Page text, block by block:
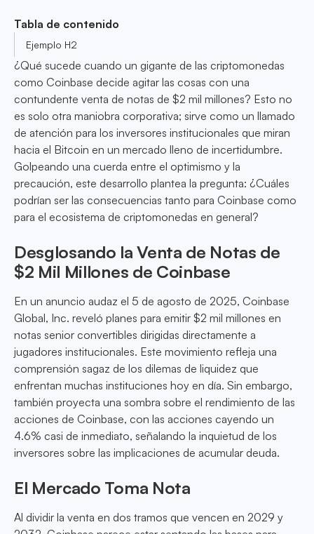
Tabla de contenido
Ejemplo H2
¿Qué sucede cuando un gigante de las criptomonedas
como Coinbase decide agitar las cosas con una
contundente venta de notas de $2 mil millones? Esto no
es solo otra maniobra corporativa; sirve como un llamado
de atención para los inversores institucionales que miran
hacia el Bitcoin en un mercado lleno de incertidumbre.
Golpeando una cuerda entre el optimismo y la
precaución, este desarrollo plantea la pregunta: ¿Cuáles
podrían ser las consecuencias tanto para Coinbase como
para el ecosistema de criptomonedas en general?
Desglosando la Venta de Notas de
$2 Mil Millones de Coinbase
En un anuncio audaz el 5 de agosto de 2025, Coinbase
Global, Inc. reveló planes para emitir $2 mil millones en
notas senior convertibles dirigidas directamente a
jugadores institucionales. Este movimiento refleja una
comprensión sagaz de los dilemas de liquidez que
enfrentan muchas instituciones hoy en día. Sin embargo,
también proyecta una sombra sobre el rendimiento de las
acciones de Coinbase, con las acciones cayendo un
4.6% casi de inmediato, señalando la inquietud de los
inversores sobre las implicaciones de acumular deuda.
El Mercado Toma Nota
Al dividir la venta en dos tramos que vencen en 2029 y